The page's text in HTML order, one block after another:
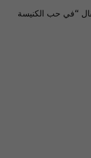
“في حب الكنيسة